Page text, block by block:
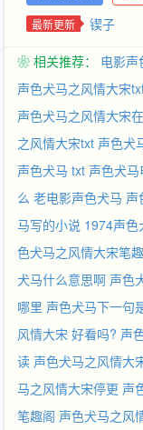
最新更新 锲子
❀ 相关推荐： 电影声
声色犬马之风情大宋
声色犬马之风情大宋
之风情大宋txt 声色犬
声色犬马 txt 声色犬
么 老电影声色犬马 声
马写的小说 1974声色
色犬马之风情大宋笔
犬马什么意思啊 声色
哪里 声色犬马下一句
风情大宋 好看吗? 声
读 声色犬马之风情大
马之风情大宋停更 声
笔趣阁 声色犬马之风